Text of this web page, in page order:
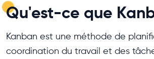
Qu'est-ce que
Kanban est une méthode de
coordination du travail et des